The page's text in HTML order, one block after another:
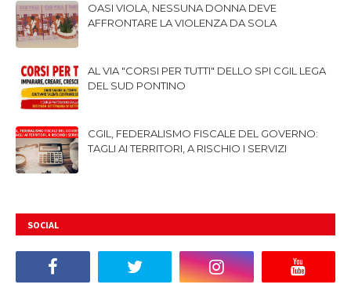
OASI VIOLA, NESSUNA DONNA DEVE
AFFRONTARE LA VIOLENZA DA SOLA
AL VIA "CORSI PER TUTTI" DELLO SPI CGIL LEGA
DEL SUD PONTINO
CGIL, FEDERALISMO FISCALE DEL GOVERNO:
TAGLI AI TERRITORI, A RISCHIO I SERVIZI
SOCIAL